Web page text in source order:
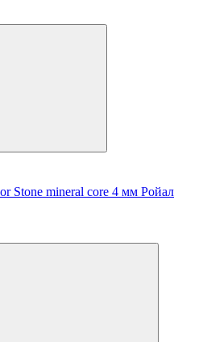
Stone mineral core 4 мм Ройал